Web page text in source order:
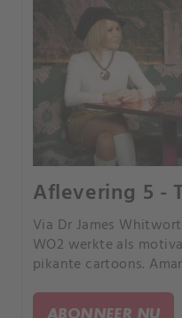
Aflevering 5 -
Via Dr James
WO2 werkte als
pikante cartoons.
terwijl Dan zich ook
ABONNEER NU